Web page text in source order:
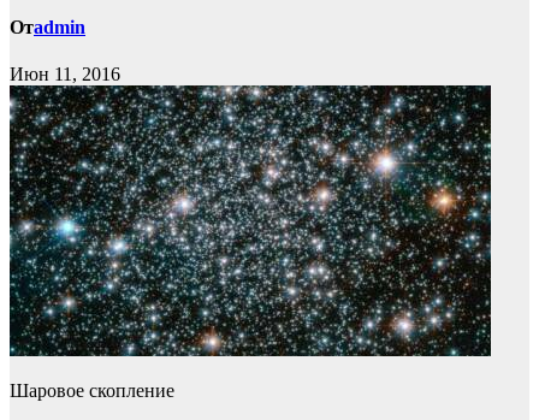
Отadmin
Июн 11, 2016
Шаровое скопление